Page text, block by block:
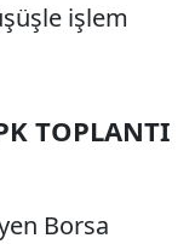
işlem
TOPLANTI
Borsa